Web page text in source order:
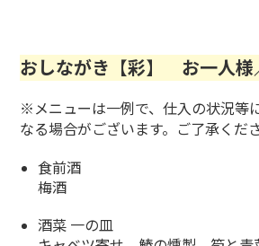
おしながき 【彩】 お一人様
※メニューは一例で、仕入の状況等
なる場合がございます。ご了承くださ
食前酒
梅酒
酒菜 一の皿